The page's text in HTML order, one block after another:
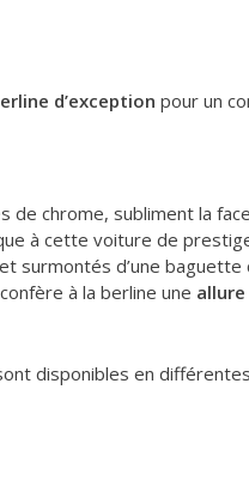
d’exception pour un
chrome, subliment la
à cette voiture de
surmontés d’une
à la berline une
disponibles en